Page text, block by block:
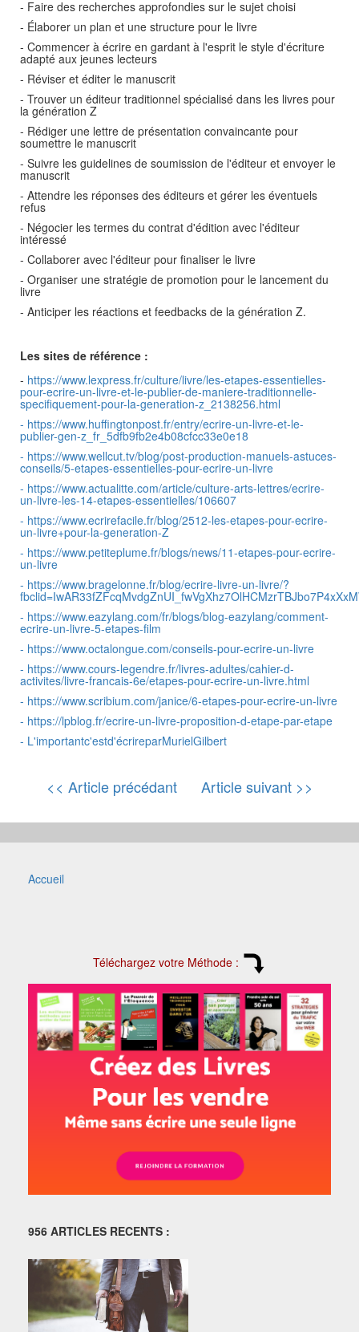
- Faire des recherches approfondies sur le sujet choisi
- Élaborer un plan et une structure pour le livre
- Commencer à écrire en gardant à l'esprit le style d'écriture
adapté aux jeunes lecteurs
- Réviser et éditer le manuscrit
- Trouver un éditeur traditionnel spécialisé dans les livres pour
la génération Z
- Rédiger une lettre de présentation convaincante pour
soumettre le manuscrit
- Suivre les guidelines de soumission de l'éditeur et envoyer le
manuscrit
- Attendre les réponses des éditeurs et gérer les éventuels
refus
- Négocier les termes du contrat d'édition avec l'éditeur
intéressé
- Collaborer avec l'éditeur pour finaliser le livre
- Organiser une stratégie de promotion pour le lancement du
livre
- Anticiper les réactions et feedbacks de la génération Z.
Les sites de référence :
- https://www.lexpress.fr/culture/livre/les-etapes-essentielles-
pour-ecrire-un-livre-et-le-publier-de-maniere-traditionnelle-
specifiquement-pour-la-generation-z_2138256.html
- https://www.huffingtonpost.fr/entry/ecrire-un-livre-et-le-
publier-gen-z_fr_5dfb9fb2e4b08cfcc33e0e18
- https://www.wellcut.tv/blog/post-production-manuels-astuces-
conseils/5-etapes-essentielles-pour-ecrire-un-livre
- https://www.actualitte.com/article/culture-arts-lettres/ecrire-
un-livre-les-14-etapes-essentielles/106607
- https://www.ecrirefacile.fr/blog/2512-les-etapes-pour-ecrire-
un-livre+pour-la-generation-Z
- https://www.petiteplume.fr/blogs/news/11-etapes-pour-ecrire-
un-livre
- https://www.bragelonne.fr/blog/ecrire-livre-un-livre/?
- https://www.eazylang.com/fr/blogs/blog-eazylang/comment-
ecrire-un-livre-5-etapes-film
- https://www.octalongue.com/conseils-pour-ecrire-un-livre
- https://www.cours-legendre.fr/livres-adultes/cahier-d-
activites/livre-francais-6e/etapes-pour-ecrire-un-livre.html
- https://www.scribium.com/janice/6-etapes-pour-ecrire-un-livre
- https://lpblog.fr/ecrire-un-livre-proposition-d-etape-par-etape
- L'importantc'estd'écrireparMurielGilbert
<< Article précédant Article suivant >>
Accueil
Téléchargez votre Méthode :
956 ARTICLES RECENTS :